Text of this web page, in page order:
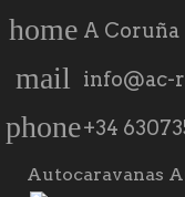
home A Coruña
mail info@ac-
phone+34
Autocaravanas